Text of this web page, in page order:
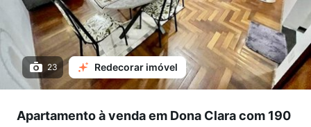
23 Redecorar imóvel
Apartamento à venda em Dona Clara com 190